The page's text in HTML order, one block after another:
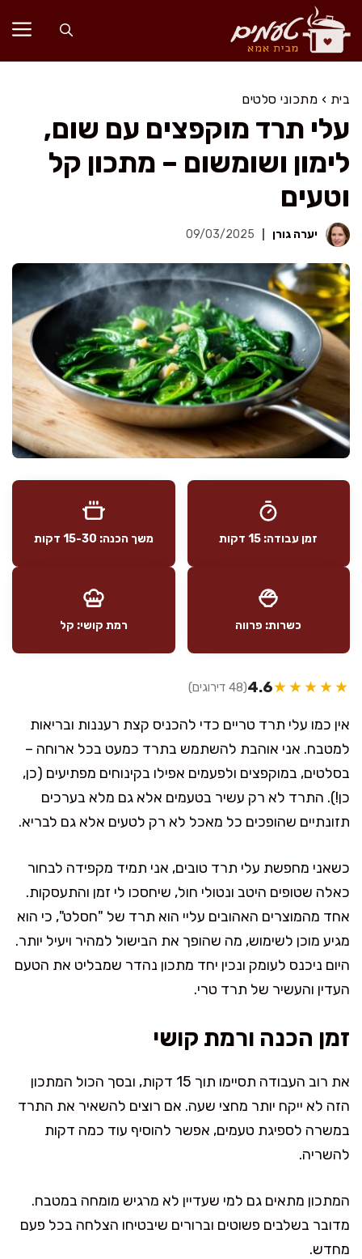
לדלג
לתוכן
בית › מתכוני סלטים
עלי תרד מוקפצים עם שום,
לימון ושומשום – מתכון קל
וטעים
יערה גורן 09/03/2025
זמן עבודה: 15 דקות משך הכנה: 15-30 דקות
כשרות: פרווה רמת קושי: קל
★★★★★
4.6(48 דירוגים)
אין כמו עלי תרד טריים כדי להכניס קצת רעננות ובריאות
למטבח. אני אוהבת להשתמש בתרד כמעט בכל ארוחה –
בסלטים, במוקפצים ולפעמים אפילו בקינוחים מפתיעים (כן,
כן!). התרד לא רק עשיר בטעמים אלא גם מלא בערכים
תזונתיים שהופכים כל מאכל לא רק לטעים אלא גם לבריא.
כשאני מחפשת עלי תרד טובים, אני תמיד מקפידה לבחור
כאלה שטופים היטב ונטולי חול, שיחסכו לי זמן והתעסקות.
אחד מהמוצרים האהובים עליי הוא תרד של "חסלט", כי הוא
מגיע מוכן לשימוש, מה שהופך את הבישול למהיר ויעיל יותר.
היום ניכנס לעומק ונכין יחד מתכון נהדר שמבליט את הטעם
העדין והעשיר של תרד טרי.
זמן הכנה ורמת קושי
את רוב העבודה תסיימו תוך 15 דקות, ובסך הכול המתכון
הזה לא ייקח יותר מחצי שעה. אם רוצים להשאיר את התרד
במשרה לספיגת טעמים, אפשר להוסיף עוד כמה דקות
להשריה.
המתכון מתאים גם למי שעדיין לא מרגיש מומחה במטבח.
מדובר בשלבים פשוטים וברורים שיבטיחו הצלחה בכל פעם
מחדש.